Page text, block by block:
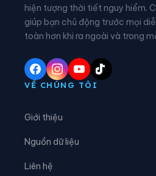
Xã Kim Bon
Xã Lóng Phiêng
Xã Mai Sơn
Xã Mường Bám
hiện tượng thời tiết nguy hiểm.
giúp bạn chủ động trước mọi
toàn hơn khi ra ngoài và trong
VỀ CHÚNG TÔI
Giới thiệu
Nguồn dữ liệu
Liên hệ